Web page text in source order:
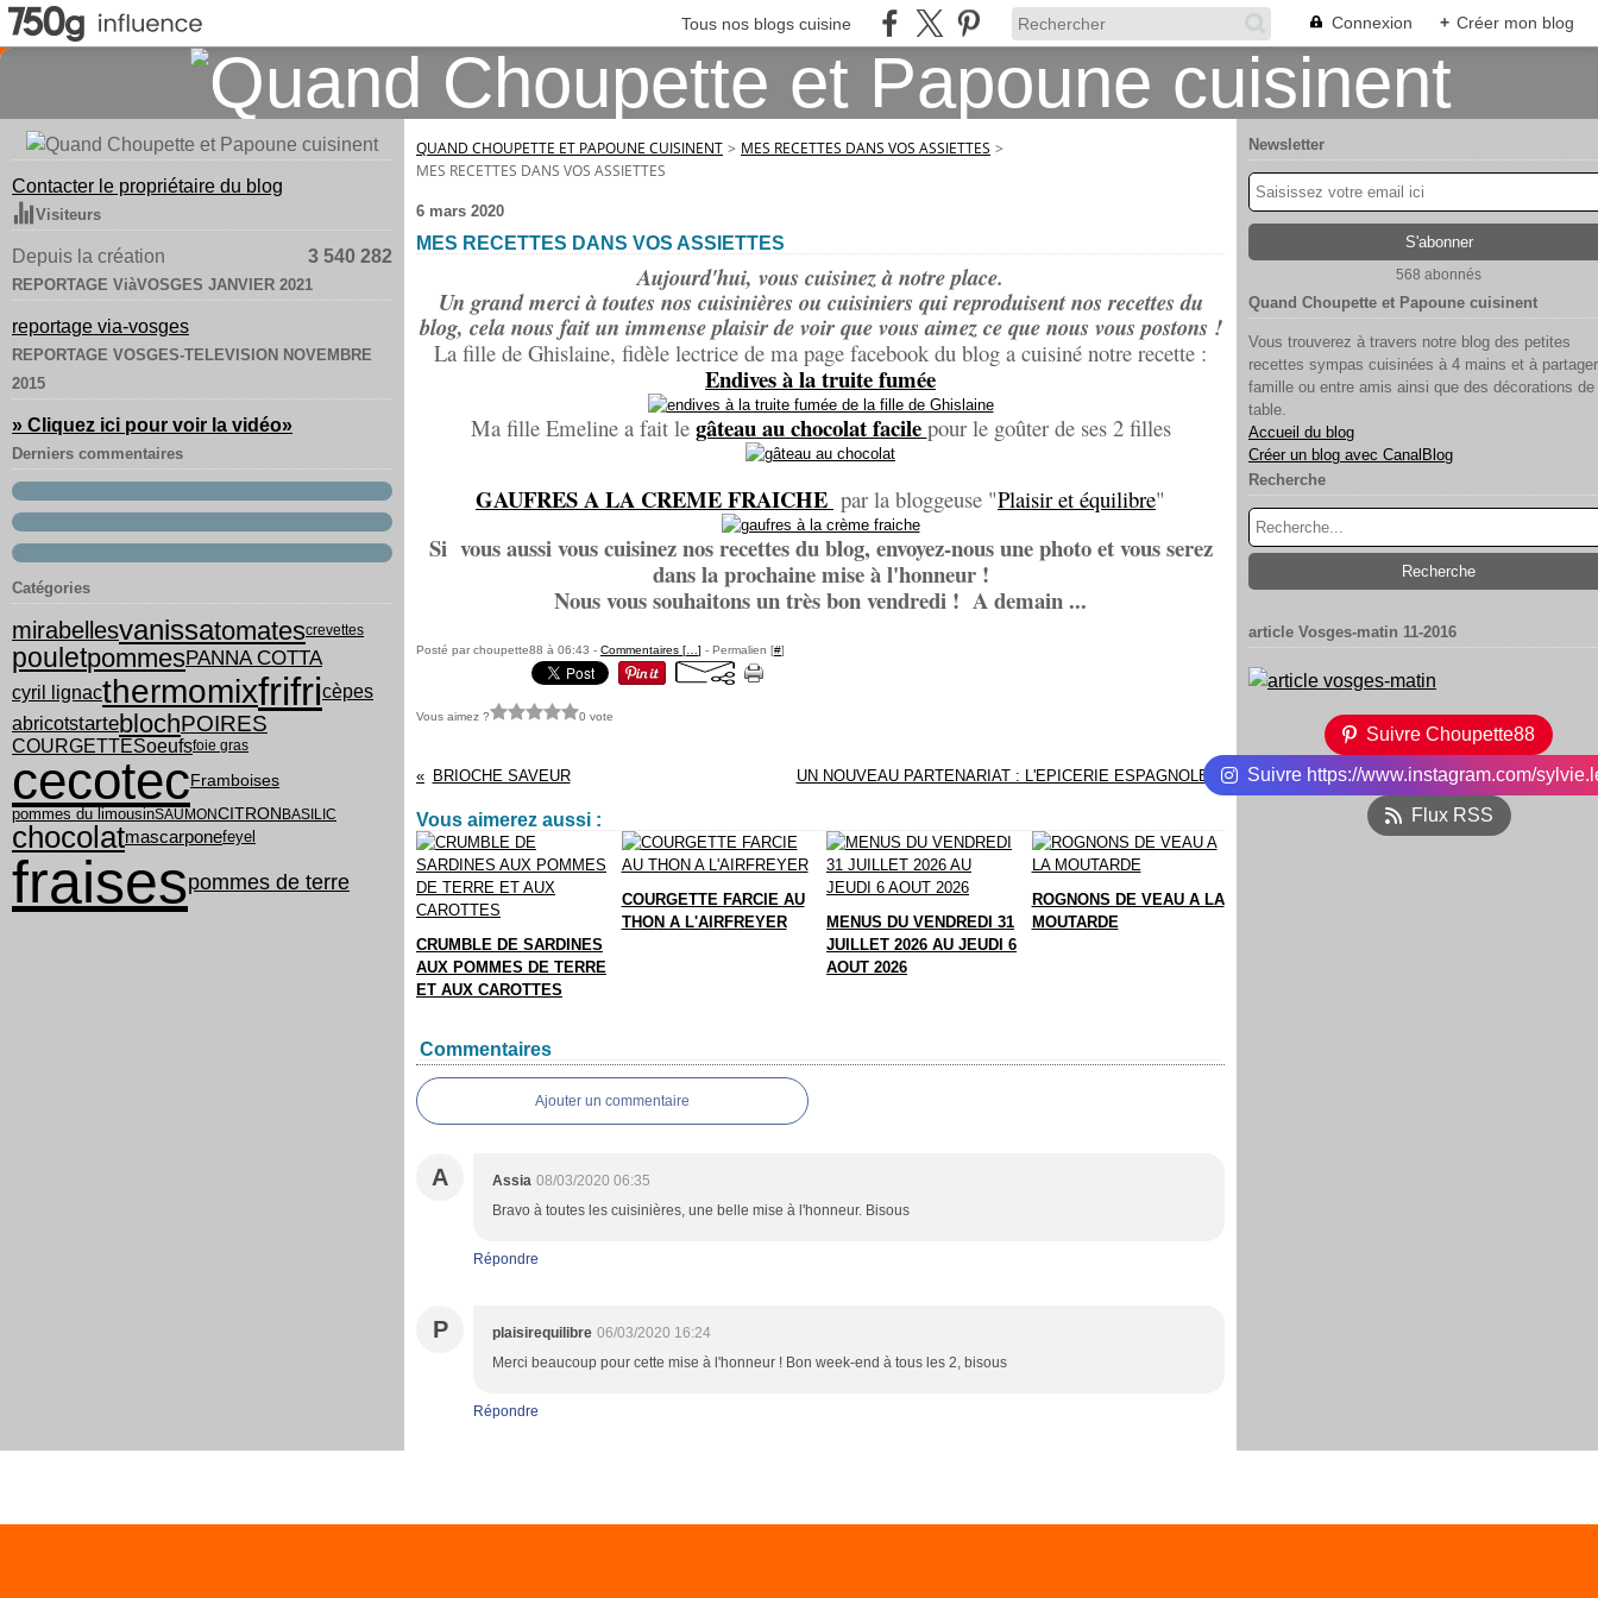
Tous nos blogs cuisine Connexion + Créer mon blog
Contacter le propriétaire du blog
Visiteurs
Depuis la création 3 540 282
REPORTAGE ViàVOSGES JANVIER 2021
reportage via-vosges
REPORTAGE VOSGES-TELEVISION NOVEMBRE
2015
» Cliquez ici pour voir la vidéo»
Derniers commentaires
Catégories
mirabellesvanissatomatescrevettes
pouletpommesPANNA COTTA
cyril lignacthermomixfrifricèpes
abricotstarteblochPOIRES
COURGETTESoeufsfoie gras
cecotec Framboises
pommes du limousinSAUMONCITRON BASILIC
chocolatmascarponefeyel
fraisespommes de terre
QUAND CHOUPETTE ET PAPOUNE CUISINENT > MES RECETTES DANS VOS ASSIETTES >
MES RECETTES DANS VOS ASSIETTES
6 mars 2020
MES RECETTES DANS VOS ASSIETTES
Aujourd'hui, vous cuisinez à notre place.
Un grand merci à toutes nos cuisinières ou cuisiniers qui reproduisent nos recettes du
blog, cela nous fait un immense plaisir de voir que vous aimez ce que nous vous postons !
La fille de Ghislaine, fidèle lectrice de ma page facebook du blog a cuisiné notre recette :
Endives à la truite fumée
Ma fille Emeline a fait le gâteau au chocolat facile pour le goûter de ses 2 filles
GAUFRES A LA CREME FRAICHE par la bloggeuse "Plaisir et équilibre"
Si vous aussi vous cuisinez nos recettes du blog, envoyez-nous une photo et vous serez
dans la prochaine mise à l'honneur !
Nous vous souhaitons un très bon vendredi ! A demain ...
Posté par choupette88 à 06:43 - Commentaires [ ] - Permalien [#]
Vous aimez ? 0 vote
BRIOCHE SAVEUR UN NOUVEAU PARTENARIAT : L'EPICERIE ESPAGNOLE
Vous aimerez aussi :
CRUMBLE DE SARDINES
AUX POMMES DE TERRE
ET AUX CAROTTES
COURGETTE FARCIE AU
THON A L'AIRFREYER
MENUS DU VENDREDI 31
JUILLET 2026 AU JEUDI 6
AOUT 2026
ROGNONS DE VEAU A LA
MOUTARDE
Commentaires
Ajouter un commentaire
A Assia 08/03/2020 06:35
Bravo à toutes les cuisinières, une belle mise à l'honneur. Bisous
Répondre
P plaisirequilibre 06/03/2020 16:24
Merci beaucoup pour cette mise à l'honneur ! Bon week-end à tous les 2, bisous
Répondre
Newsletter
568 abonnés
Quand Choupette et Papoune cuisinent
Vous trouverez à travers notre blog des petites
recettes sympas cuisinées à 4 mains et à
famille ou entre amis ainsi que des décorations de
table.
Accueil du blog
Créer un blog avec CanalBlog
Recherche
article Vosges-matin 11-2016
Suivre Choupette88
Suivre https://www.instagram.com/
Flux RSS